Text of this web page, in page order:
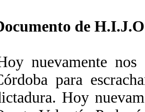
de
nuevamente
para
Hoy